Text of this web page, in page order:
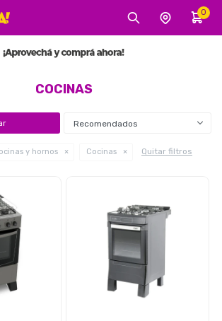
0
COCINAS
Recomendados
y hornos Cocinas Quitar filtros
MI CUENTA
Tecnología
Audio y Video